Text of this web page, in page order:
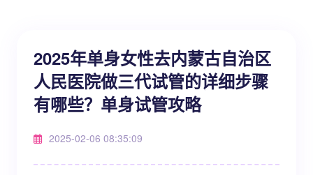
2025年单身女性去内蒙古自治区
人民医院做三代试管的详细步骤
有哪些？单身试管攻略
2025-02-06 08:35:09